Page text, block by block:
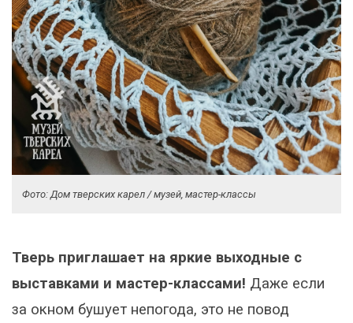
Фото: Дом тверских карел / музей, мастер-классы
Тверь приглашает на яркие выходные с
выставками и мастер-классами! Даже если
за окном бушует непогода, это не повод